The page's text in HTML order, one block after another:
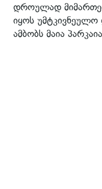
დროულად
იყოს
ამბობს მაია